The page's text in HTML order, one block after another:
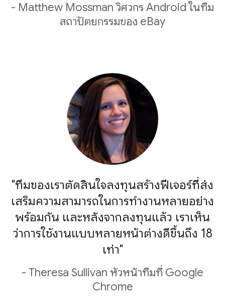
- Matthew Mossman วิศวกร Android ในทีม
สถาปัตยกรรมของ eBay
"ทีมของเราตัดสินใจลงทุนสร้างฟีเจอร์ที่ส่ง
เสริมความสามารถในการทำงานหลายอย่าง
พร้อมกัน และหลังจากลงทุนแล้ว เราเห็น
ว่าการใช้งานแบบหลายหน้าต่างดีขึ้นถึง 18
เท่า"
- Theresa Sullivan หัวหน้าทีมที่ Google
Chrome